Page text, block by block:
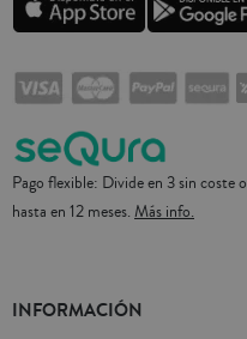
Pago flexible: Divide en 3 sin coste o
hasta en 12 meses. Más info.
INFORMACIÓN